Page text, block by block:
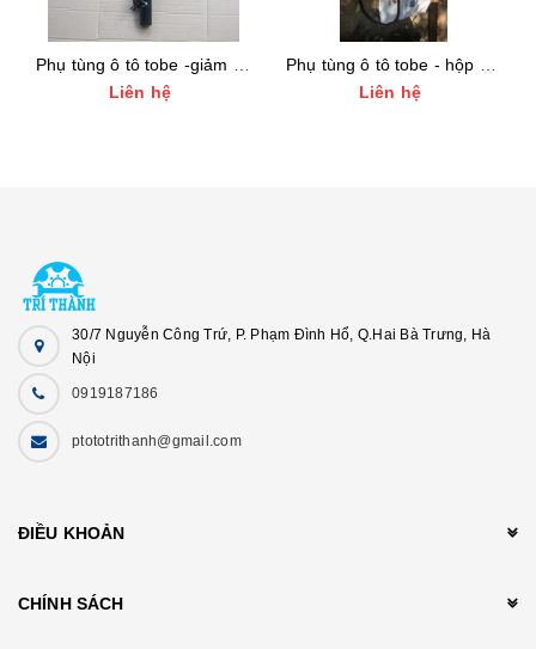
Liên hệ
Liên hệ
30/7 Nguyễn Công Trứ, P. Phạm Đình Hổ, Q.Hai Bà Trưng, Hà
Nội
0919187186
ptototrithanh@gmail.com
ĐIỀU KHOẢN
CHÍNH SÁCH